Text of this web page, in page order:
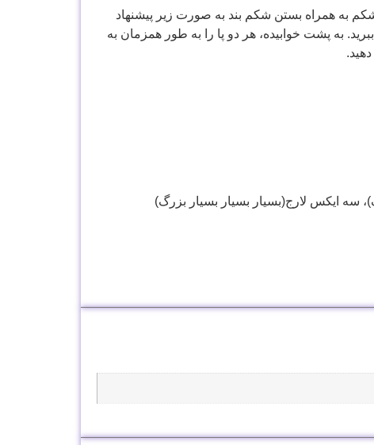
به همراه بستن شكم بند به صورت زير پيشنهاد
به پشت خوابيده، هر دو پا را به طور همزمان به
سه ایکس لارج(بسیار بسیار بسیار بزرگ)